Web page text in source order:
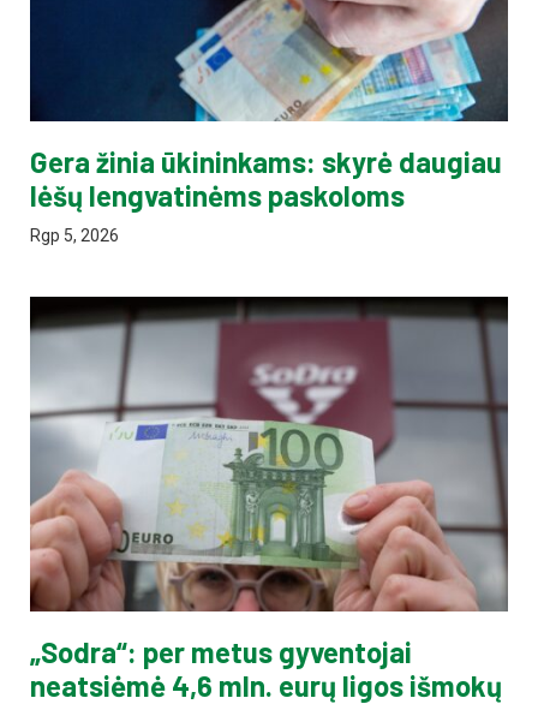
Gera žinia ūkininkams: skyrė daugiau
lėšų lengvatinėms paskoloms
Rgp 5, 2026
„Sodra“: per metus gyventojai
neatsiėmė 4,6 mln. eurų ligos išmokų